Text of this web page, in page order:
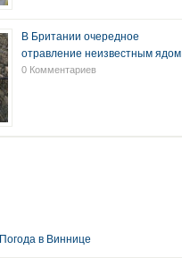
В Британии очередное
отравление неизвестным ядом
0 Комментариев
Погода в Виннице